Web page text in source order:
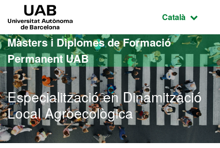
Ves al contingut principal
Ves a la navegació de la pàgina
Idioma
Català
Màsters i Diplomes de Formació
Permanent UAB
Especialització en Dinamització
Local Agroecològica